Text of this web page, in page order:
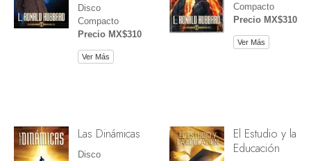
Disco
Compacto
Precio MX$310
Ver Más
Compacto
Precio MX$310
Ver Más
Las Dinámicas
Disco
El Estudio y la
Educación